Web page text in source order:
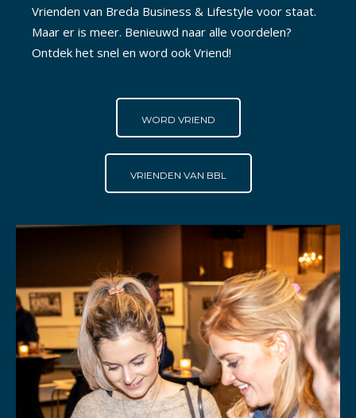
Vrienden van Breda Business & Lifestyle voor staat.
Maar er is meer. Benieuwd naar alle voordelen?
Ontdek het snel en word ook Vriend!
WORD VRIEND
VRIENDEN VAN BBL